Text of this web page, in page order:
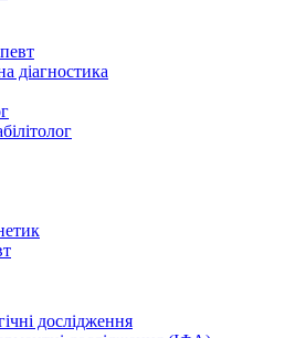
діагностика
дослідження